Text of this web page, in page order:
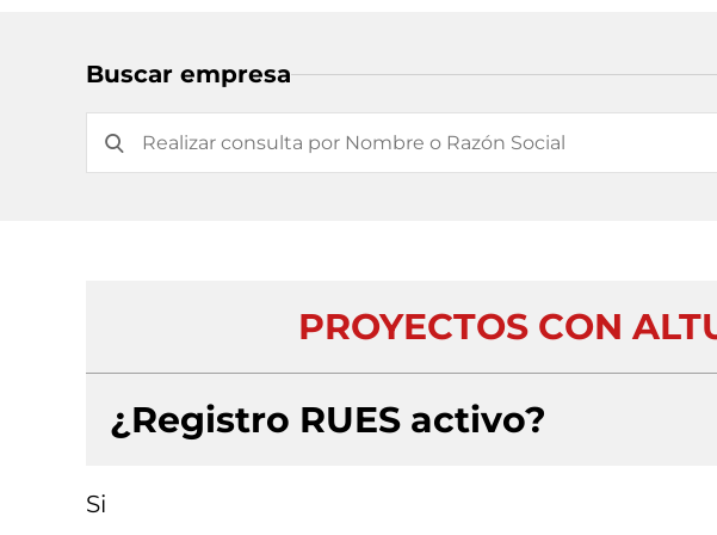
Buscar empresa
PROYECTOS CON
¿Registro RUES activo?
Si